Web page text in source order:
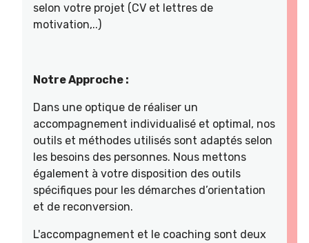
selon votre projet (CV et lettres de
motivation,..)
Notre Approche :
Dans une optique de réaliser un
accompagnement individualisé et optimal, nos
outils et méthodes utilisés sont adaptés selon
les besoins des personnes. Nous mettons
également à votre disposition des outils
spécifiques pour les démarches d’orientation
et de reconversion.
L'accompagnement et le coaching sont deux